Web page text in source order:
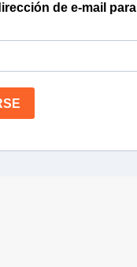
de e-mail para